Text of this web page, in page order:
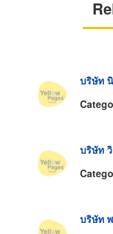
บริษัท
บริษัท
บริษัท